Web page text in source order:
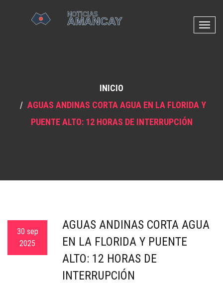
N
i
a
c
INICIO
AGUAS ANDINAS CORTA AGUA EN LA FLORIDA Y
PUENTE ALTO: 12 HORAS DE INTERRUPCIÓN
30 sep
2025
AGUAS ANDINAS CORTA AGUA
EN LA FLORIDA Y PUENTE
ALTO: 12 HORAS DE
INTERRUPCIÓN